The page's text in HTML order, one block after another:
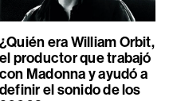
¿Quién era William Orbit,
el productor que trabajó
con Madonna y ayudó a
definir el sonido de los